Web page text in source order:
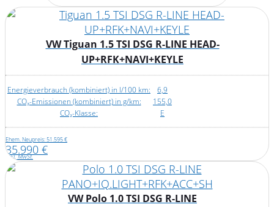
VW Tiguan 1.5 TSI DSG R-LINE HEAD-
UP+RFK+NAVI+KEYLE
Energieverbrauch (kombiniert) in l/100 km:
6,9
CO₂-Emissionen (kombiniert) in g/km:
155,0
CO₂-Klasse:
E
Ehem. Neupreis: 51.595 €
35.990 €
inkl. MwSt.
VW Polo 1.0 TSI DSG R-LINE